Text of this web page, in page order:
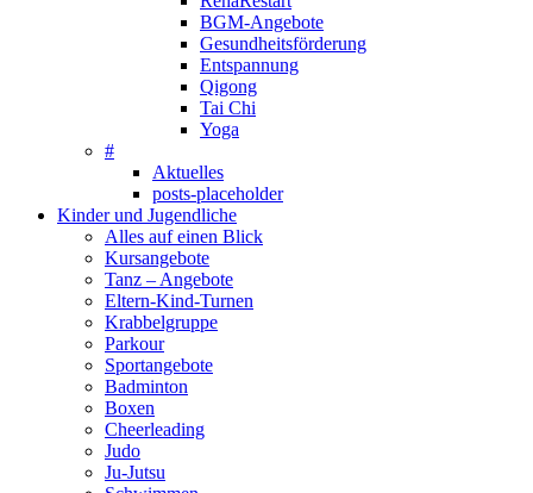
BGM-Angebote
Gesundheitsförderung
Entspannung
Qigong
Tai Chi
Yoga
#
Aktuelles
posts-placeholder
Kinder und Jugendliche
Alles auf einen Blick
Kursangebote
Tanz – Angebote
Eltern-Kind-Turnen
Krabbelgruppe
Parkour
Sportangebote
Badminton
Boxen
Cheerleading
Judo
Ju-Jutsu